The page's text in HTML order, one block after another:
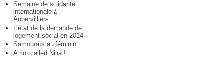
Semaine de solidarité
internationale à
Aubervilliers
L’état de la demande de
logement social en 2014
Samouraïs au féminin
A riot called Nina !